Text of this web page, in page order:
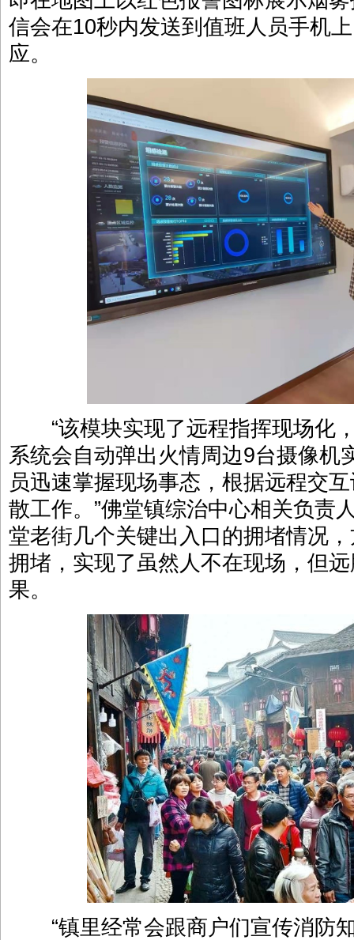
信会在10秒内发送到值班人员手机
应。
“该模块实现了远程指挥现场化
系统会自动弹出火情周边9台摄像机
员迅速掌握现场事态，根据远程交
散工作。”佛堂镇综治中心相关负责
堂老街几个关键出入口的拥堵情况
拥堵，实现了虽然人不在现场，但
果。
“镇里经常会跟商户们宣传消防